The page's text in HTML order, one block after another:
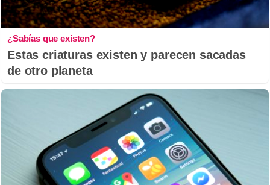
¿Sabías que existen?
Estas criaturas existen y parecen sacadas
de otro planeta